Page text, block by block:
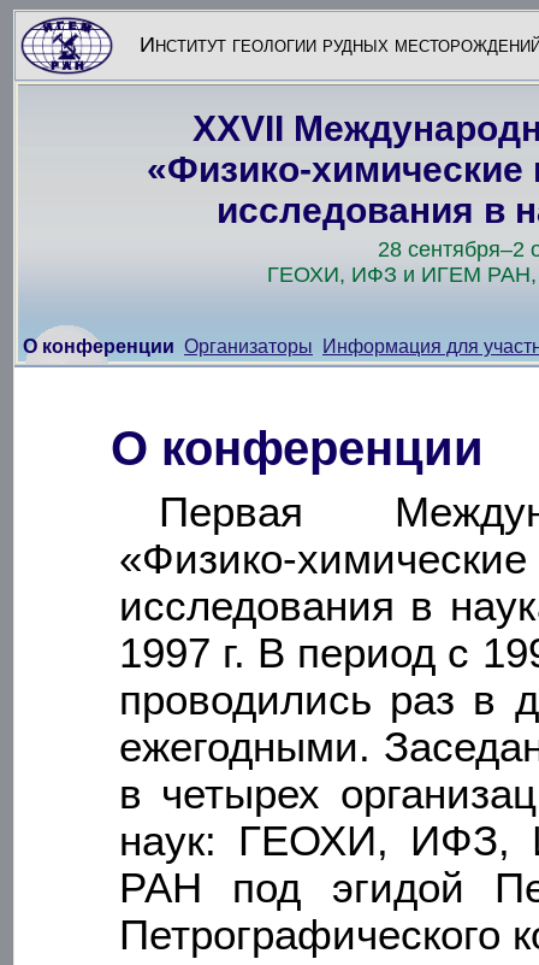
Институт геологии рудных
XXVII
«Физико-химические
исследования в
28 сентября–2
ГЕОХИ, ИФЗ и ИГЕМ РАН,
О конференции Организаторы Информация для
О конференции
Первая
«Физико-
исследования в
1997 г. В период с
проводились раз в
ежегодными.
в четырех
наук: ГЕОХИ,
РАН под эгидой
Петрографического